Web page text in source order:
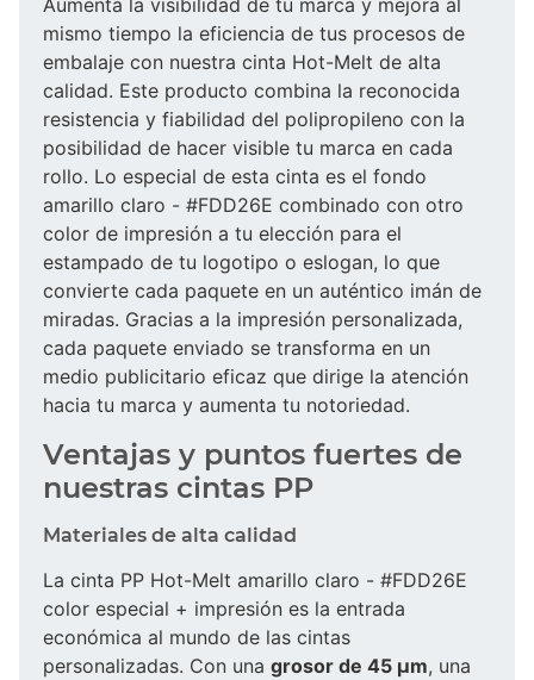
mismo tiempo la eficiencia de tus procesos de
embalaje con nuestra cinta Hot-Melt de alta
calidad. Este producto combina la reconocida
resistencia y fiabilidad del polipropileno con la
posibilidad de hacer visible tu marca en cada
rollo. Lo especial de esta cinta es el fondo
amarillo claro - #FDD26E combinado con otro
color de impresión a tu elección para el
estampado de tu logotipo o eslogan, lo que
convierte cada paquete en un auténtico imán de
miradas. Gracias a la impresión personalizada,
cada paquete enviado se transforma en un
medio publicitario eficaz que dirige la atención
hacia tu marca y aumenta tu notoriedad.
Ventajas y puntos fuertes de
nuestras cintas PP
Materiales de alta calidad
La cinta PP Hot-Melt amarillo claro - #FDD26E
color especial + impresión es la entrada
económica al mundo de las cintas
personalizadas. Con una grosor de 45 µm, una